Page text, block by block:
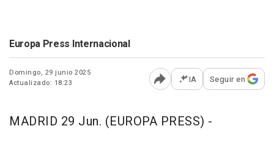
Europa Press Internacional
Domingo, 29 junio 2025
Actualizado: 18:23
Abrir opciones para
IA Seguir en
MADRID 29 Jun. (EUROPA PRESS) -